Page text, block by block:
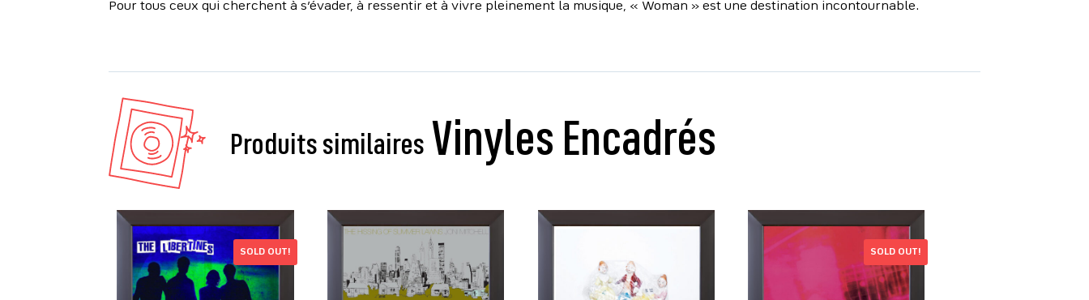
Pour tous ceux qui cherchent à s’évader, à ressentir et à vivre pleinement la musique, « Woman » est une destination incontournable.
Produits similaires
SOLD OUT! SOLD OUT!